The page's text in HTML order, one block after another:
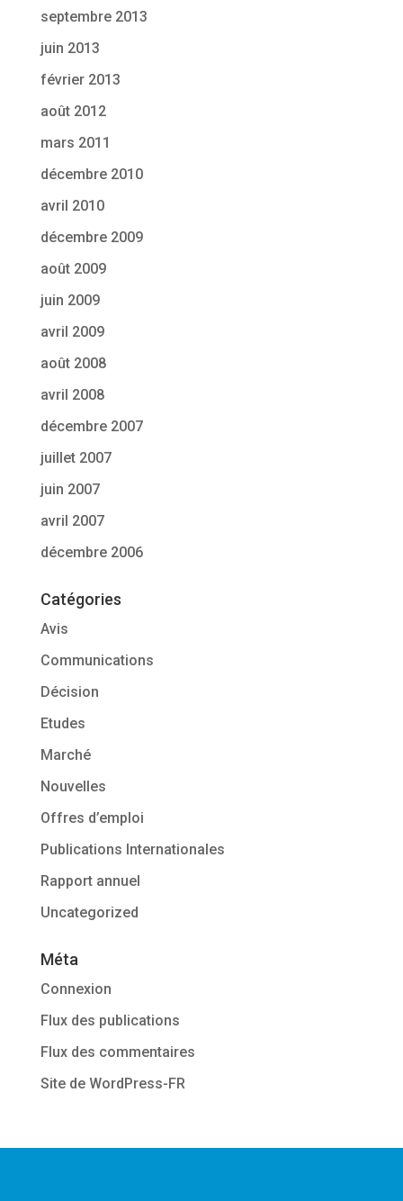
septembre 2013
juin 2013
février 2013
août 2012
mars 2011
décembre 2010
avril 2010
décembre 2009
août 2009
juin 2009
avril 2009
août 2008
avril 2008
décembre 2007
juillet 2007
juin 2007
avril 2007
décembre 2006
Catégories
Avis
Communications
Décision
Etudes
Marché
Nouvelles
Offres d’emploi
Publications Internationales
Rapport annuel
Uncategorized
Méta
Connexion
Flux des publications
Flux des commentaires
Site de WordPress-FR